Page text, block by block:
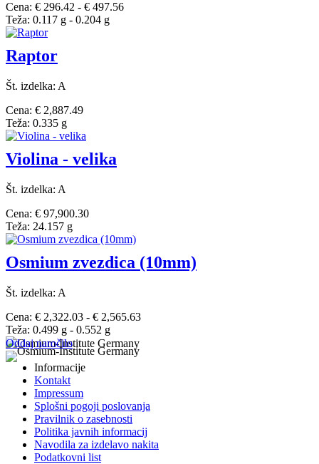
Cena: € 296.42 - € 497.56
Teža: 0.117 g - 0.204 g
Raptor
Št. izdelka: A
Cena: € 2,887.49
Teža: 0.335 g
Violina - velika
Št. izdelka: A
Cena: € 97,900.30
Teža: 24.157 g
Osmium zvezdica (10mm)
Št. izdelka: A
Cena: € 2,322.03 - € 2,565.63
Teža: 0.499 g - 0.552 g
Oddaj naročilo
Informacije
Kontakt
Impressum
Splošni pogoji poslovanja
Pravilnik o zasebnosti
Politika javnih informacij
Navodila za izdelavo nakita
Podatkovni list